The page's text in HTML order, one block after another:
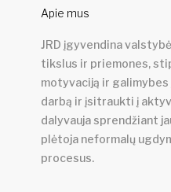
Apie mus
JRD įgyvendina
tikslus ir priemones,
motyvaciją ir
darbą ir įsitraukti į
dalyvauja sprendžiant
plėtoja neformalų
procesus.